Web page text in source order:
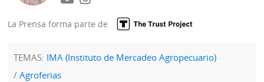
La Prensa forma parte de
TEMAS: IMA (Instituto de Mercadeo Agropecuario)
Agroferias